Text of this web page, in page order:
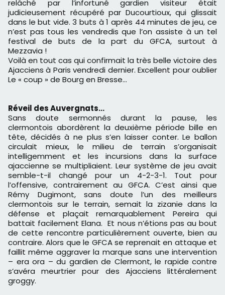
relâché par l’infortuné gardien visiteur était
judicieusement récupéré par Ducourtioux, qui glissait
dans le but vide. 3 buts à 1 après 44 minutes de jeu, ce
n’est pas tous les vendredis que l’on assiste à un tel
festival de buts de la part du GFCA, surtout à
Mezzavia !
Voilà en tout cas qui confirmait la très belle victoire des
Ajacciens à Paris vendredi dernier. Excellent pour oublier
Le « coup » de Bourg en Bresse…
Réveil des Auvergnats…
Sans doute sermonnés durant la pause, les
clermontois abordèrent la deuxième période bille en
tête, décidés à ne plus s’en laisser conter. Le ballon
circulait mieux, le milieu de terrain s’organisait
intelligemment et les incursions dans la surface
ajaccienne se multipliaient. Leur système de jeu avait
semble-t-il changé pour un 4-2-3-1. Tout pour
l’offensive, contrairement au GFCA. C’est ainsi que
Rémy Dugimont, sans doute l’un des meilleurs
clermontois sur le terrain, semait la zizanie dans la
défense et plaçait remarquablement Pereira qui
battait facilement Elana. Et nous n’étions pas au bout
de cette rencontre particulièrement ouverte, bien au
contraire. Alors que le GFCA se reprenait en attaque et
faillit même aggraver la marque sans une intervention
– era ora – du gardien de Clermont, le rapide contre
s’avéra meurtrier pour des Ajacciens littéralement
groggy.